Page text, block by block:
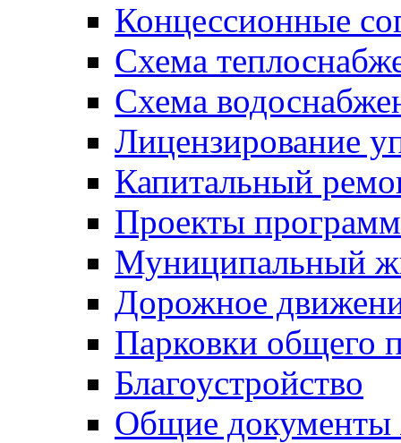
Концессионные
Схема
Схема
Лицензирование
Капитальный
Проекты программ
Муниципальный
Дорожное
Парковки общего
Благоустройство
Общие